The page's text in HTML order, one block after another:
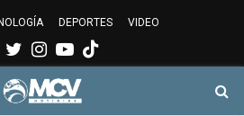
DEPORTES VIDEO
Twitter
Instagram
Youtube